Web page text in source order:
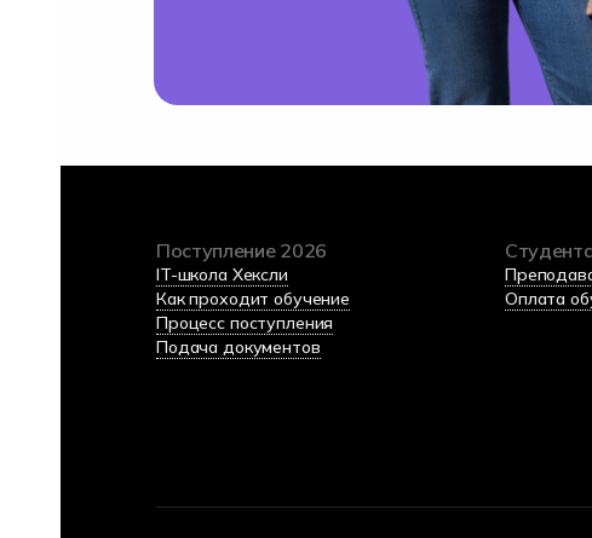
Оплата
Поступление 2026
IT-школа Хексли
Как проходит обучение
Процесс поступления
Подача документов